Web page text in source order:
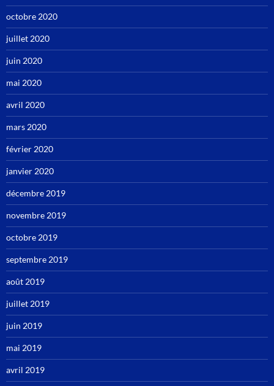
octobre 2020
juillet 2020
juin 2020
mai 2020
avril 2020
mars 2020
février 2020
janvier 2020
décembre 2019
novembre 2019
octobre 2019
septembre 2019
août 2019
juillet 2019
juin 2019
mai 2019
avril 2019